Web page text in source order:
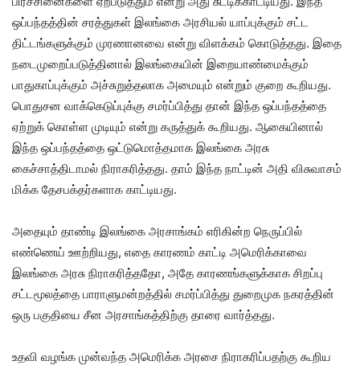
ஒப்பந்தத்தின் சரத்துகள் இலங்கை அரசியல் யாப்புக்கும் சட்ட
திட்டங்களுக்கும் முரணானவை என்று விளக்கம் கொடுத்தது. இதை
நடைமுறைப்படுத்தினால் இலங்கையின் இறையாண்மைக்கும்
பாதுகாப்புக்கும் அச்சுறுத்தலாக அமையும் என்றும் குறை கூறியது.
பொதுசன வாக்கெடுப்புக்கு சமர்ப்பித்து தான் இந்த ஒப்பந்தத்தை
ஏற்றுக் கொள்ள முடியும் என்று கருத்துக் கூறியது. ஆகையினால்
இந்த ஒப்பந்தத்தை ஒட்டுமொத்தமாக இலங்கை அரசு
கைச்சாத்திடாமல் நிராகரித்தது. தாம் இந்த நாட்டின் அதி விசுவாசம்
மிக்க தேசபக்தர்களாக காட்டியது.
அதையும் தாண்டி இலங்கை அரசாங்கம் எரிகின்ற நெருப்பில்
எண்ணெய் ஊற்றியது, எதை காரணம் காட்டி அமெரிக்காவை
இலங்கை அரசு நிராகரித்ததோ, அதே காரணங்களுக்காக சிறப்பு
சட்டமூலத்தை பாராளுமன்றத்தில் சமர்ப்பித்து துறைமுக நகரத்தின்
ஒரு பகுதியை சீன அரசாங்கத்திற்கு தாரை வார்த்தது.
உதவி வழங்க முன்வந்த அமெரிக்க அரசை நிராகரிப்பதற்கு கூறிய